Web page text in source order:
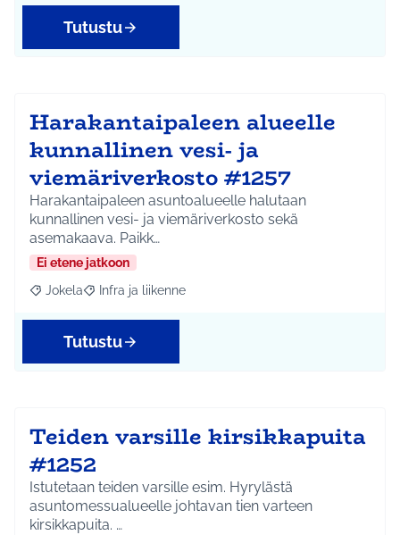
Tutustu
Harakantaipaleen alueelle
kunnallinen vesi- ja
viemäriverkosto #1257
Harakantaipaleen asuntoalueelle halutaan
kunnallinen vesi- ja viemäriverkosto sekä
asemakaava. Paikk…
Ei etene jatkoon
Rajaa tulokset aihepiirin mukaan: Jokela
Jokela Rajaa tulokset teeman mukaan: Infra ja liikenne
Infra ja liikenne
Tutustu
Teiden varsille kirsikkapuita
#1252
Istutetaan teiden varsille esim. Hyrylästä
asuntomessualueelle johtavan tien varteen
kirsikkapuita. …